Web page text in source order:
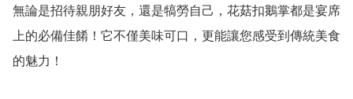
無論是招待親朋好友，還是犒勞自己，花菇扣鵝掌都是宴席
上的必備佳餚！它不僅美味可口，更能讓您感受到傳統美食
的魅力！